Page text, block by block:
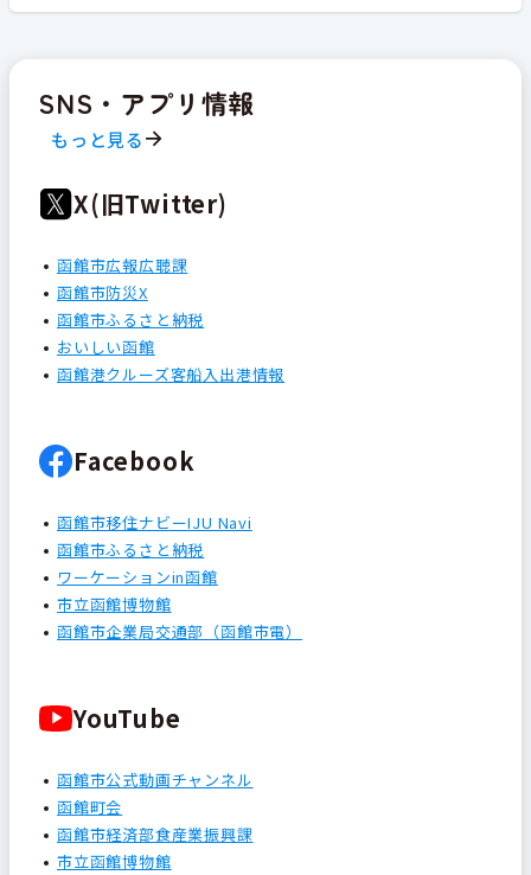
SNS・アプリ情報
もっと見る
X(旧Twitter)
函館市広報広聴課
函館市防災X
函館市ふるさと納税
おいしい函館
函館港クルーズ客船入出港情報
Facebook
函館市移住ナビーIJU Navi
函館市ふるさと納税
ワーケーションin函館
市立函館博物館
函館市企業局交通部（函館市電）
YouTube
函館市公式動画チャンネル
函館町会
函館市経済部食産業振興課
市立函館博物館